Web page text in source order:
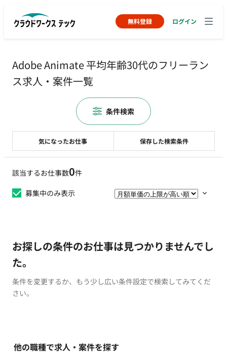
無料登録 ログイン
Adobe Animate 平均年齢30代のフリーラン
ス求人・案件一覧
該当するお仕事数0件
募集中のみ表示
お探しの条件のお仕事は見つかりませんでし
た。
条件を変更するか、もう少し広い条件設定で検索してみてくだ
さい。
他の職種で求人・案件を探す
気になったお仕事 保存した検索条件
条件検索